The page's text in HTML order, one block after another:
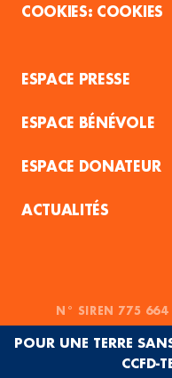
COOKIES
ESPACE PRESSE
ESPACE BÉNÉVOLE
ESPACE DONATEUR
ACTUALITÉS
N° SIREN 775
POUR UNE TERRE
CCFD-